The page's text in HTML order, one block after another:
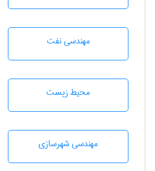
مهندسی نفت
محيط زيست
مهندسی شهرسازی